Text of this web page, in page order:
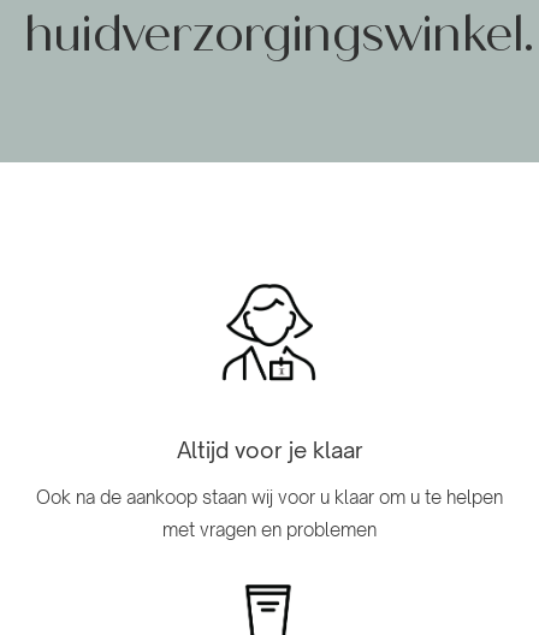
huidverzorgingswinkel.
Altijd voor je klaar
Ook na de aankoop staan ​​wij voor u klaar om u te helpen
met vragen en problemen